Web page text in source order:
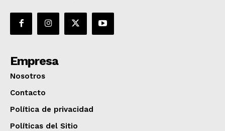
Empresa
Nosotros
Contacto
Política de privacidad
Políticas del Sitio